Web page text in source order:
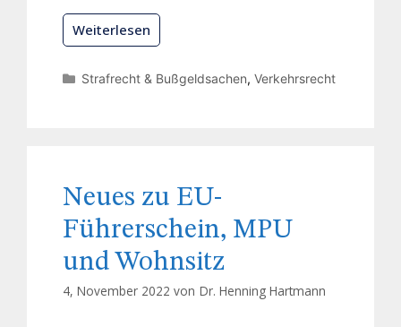
Weiterlesen
Strafrecht & Bußgeldsachen, Verkehrsrecht
Neues zu EU-
Führerschein, MPU
und Wohnsitz
4, November 2022 von Dr. Henning Hartmann